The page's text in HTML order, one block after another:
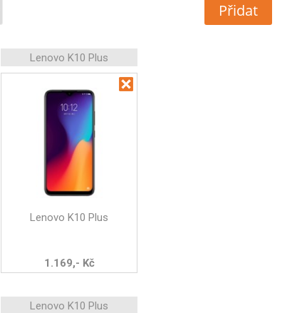
Přidat
Lenovo K10 Plus
Lenovo K10 Plus
1.169,- Kč
Lenovo K10 Plus